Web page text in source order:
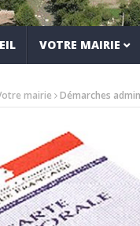
VOTRE MAIRIE
mairie Démarches